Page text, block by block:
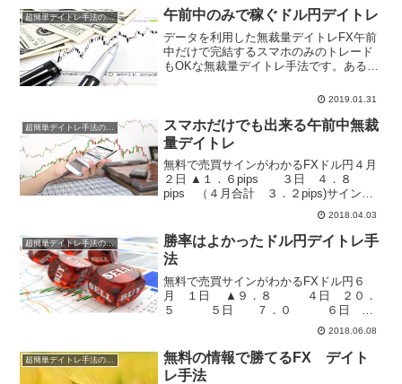
超簡単デイトレ手法の成績 午前中のみで稼ぐドル円デイトレ
データを利用した無裁量デイトレFX午前
中だけで完結するスマホのみのトレード
もOKな無裁量デイトレ手法です。あるデ
い、検証に基づいて導き出された時間に
ドル円１月８日７．７...
2019.01.31
超簡単デイトレ手法の成績
スマホだけでも出来る午前中無裁
量デイトレ
無料で売買サインがわかるFXドル円４月
２日 ▲１．６pips ３日 ４．８
pips （４月合計 ３．２pips)サイン判
断は誰が見ても明白なデータを利用しま
す。チャートを分析することもないの
で、初心者でも簡単に実現可能。再現性
は１００％で...
2018.04.03
超簡単デイトレ手法の成績
勝率はよかったドル円デイトレ手
法
無料で売買サインがわかるFXドル円６
月 １日 ▲９．８ ４日 ２０．
５ ５日 ７．０ ６日
０．７ ７日 ０．６ ８日
▲９．９ （６月合計 ９．１pips)サ
イン判断は誰が見ても明白なデータを利
用します。チャ...
2018.06.08
無料の情報で勝てるFX デイト
レ手法